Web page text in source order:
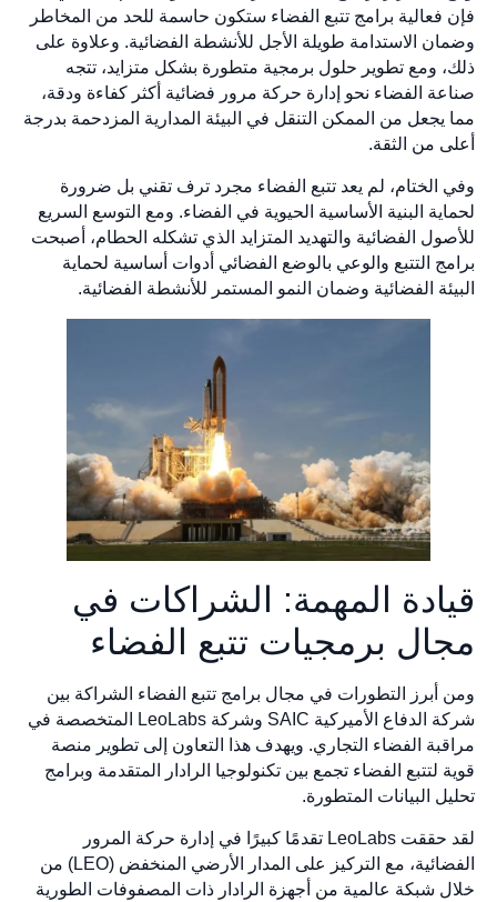
فإن فعالية برامج تتبع الفضاء ستكون حاسمة للحد من المخاطر
وضمان الاستدامة طويلة الأجل للأنشطة الفضائية. وعلاوة على
ذلك، ومع تطوير حلول برمجية متطورة بشكل متزايد، تتجه
صناعة الفضاء نحو إدارة حركة مرور فضائية أكثر كفاءة ودقة،
مما يجعل من الممكن التنقل في البيئة المدارية المزدحمة بدرجة
أعلى من الثقة.
وفي الختام، لم يعد تتبع الفضاء مجرد ترف تقني بل ضرورة
لحماية البنية الأساسية الحيوية في الفضاء. ومع التوسع السريع
للأصول الفضائية والتهديد المتزايد الذي تشكله الحطام، أصبحت
برامج التتبع والوعي بالوضع الفضائي أدوات أساسية لحماية
البيئة الفضائية وضمان النمو المستمر للأنشطة الفضائية.
قيادة المهمة: الشراكات في
مجال برمجيات تتبع الفضاء
ومن أبرز التطورات في مجال برامج تتبع الفضاء الشراكة بين
شركة الدفاع الأميركية SAIC وشركة LeoLabs المتخصصة في
مراقبة الفضاء التجاري. ويهدف هذا التعاون إلى تطوير منصة
قوية لتتبع الفضاء تجمع بين تكنولوجيا الرادار المتقدمة وبرامج
تحليل البيانات المتطورة.
لقد حققت LeoLabs تقدمًا كبيرًا في إدارة حركة المرور
الفضائية، مع التركيز على المدار الأرضي المنخفض (LEO) من
خلال شبكة عالمية من أجهزة الرادار ذات المصفوفات الطورية